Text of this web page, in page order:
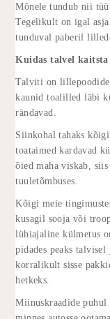
Mõnele tundub nii
Tegelikult on igal
tunduval paberil
Kuidas talvel
Talviti on lillepoodide
kaunid toalilled läbi
rändavad.
Siinkohal tahaks
toataimed kardavad
õied maha viskab,
tuuletõmbuses.
Kõigi meie
kusagil sooja või
lühiajaline külmetus
pidades peaks
korralikult sisse
hetkeks.
Miinuskraadide